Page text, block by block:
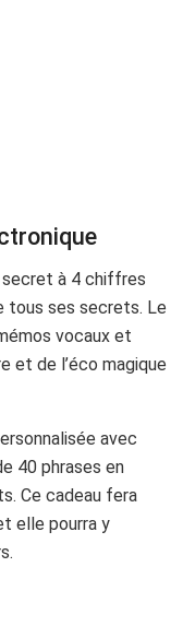
secret à 4 chiffres
tous ses secrets. Le
vocaux et
et de l’éco magique
avec
40 phrases en
Ce cadeau fera
elle pourra y